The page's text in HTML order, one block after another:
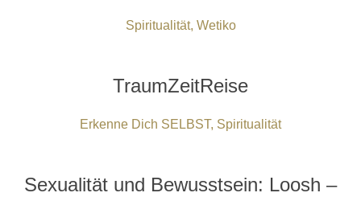
Spiritualität, Wetiko
TraumZeitReise
Erkenne Dich SELBST, Spiritualität
Sexualität und Bewusstsein: Loosh –